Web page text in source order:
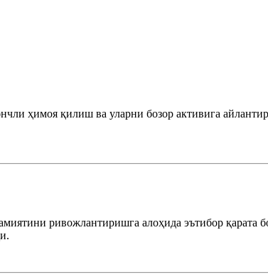
ҳимоя қилиш ва уларни бозор активига
ривожлантиришга алоҳида эътибор қарата